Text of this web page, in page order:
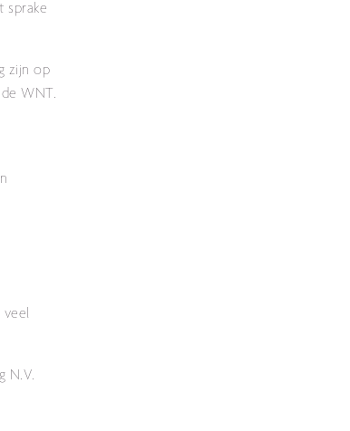
sprake
zijn op
WNT.
veel
N.V.